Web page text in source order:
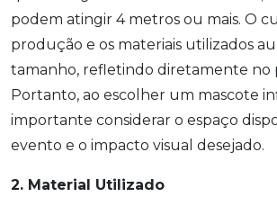
podem atingir 4 metros ou mais. O
produção e os materiais utilizados
tamanho, refletindo diretamente no
Portanto, ao escolher um mascote
importante considerar o espaço
evento e o impacto visual desejado.
2. Material Utilizado